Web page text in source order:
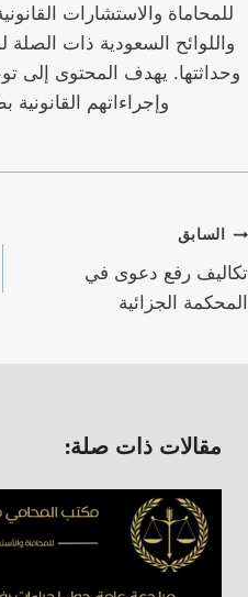
للمحاماة والاستشارات
واللوائح السعودية ذات الصلة
وحداثتها. يهدف المحتوى إلى
وإجراءاتهم
تصفّح
المقالات
السابق
تكاليف رفع دعوى في
المحكمة الجزائية
مقالات ذات صلة: